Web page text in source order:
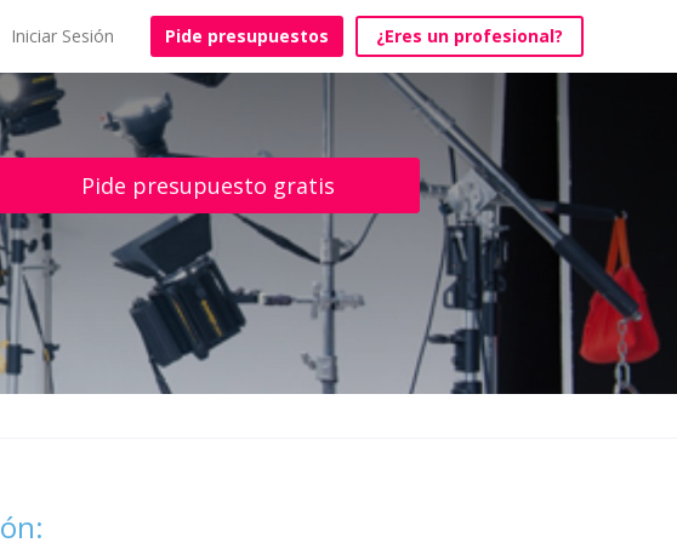
Iniciar Sesión Pide presupuestos ¿Eres un profesional?
Pide presupuesto gratis